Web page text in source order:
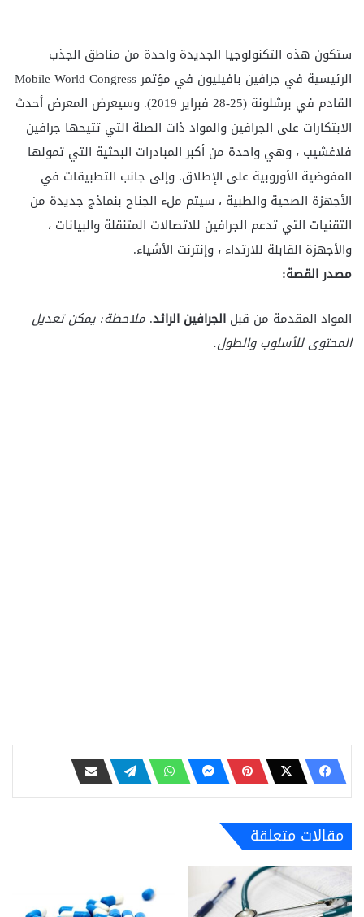
ستكون هذه التكنولوجيا الجديدة واحدة من مناطق الجذب
الرئيسية في جرافين بافيليون في مؤتمر Mobile World Congress
القادم في برشلونة (25-28 فبراير 2019). وسيعرض المعرض أحدث
الابتكارات على الجرافين والمواد ذات الصلة التي تتيحها جرافين
فلاغشيب ، وهي واحدة من أكبر المبادرات البحثية التي تمولها
المفوضية الأوروبية على الإطلاق. وإلى جانب التطبيقات في
الأجهزة الصحية والطبية ، سيتم ملء الجناح بنماذج جديدة من
التقنيات التي تدعم الجرافين للاتصالات المتنقلة والبيانات ،
والأجهزة القابلة للارتداء ، وإنترنت الأشياء.
مصدر القصة:
المواد المقدمة من قبل الجرافين الرائد. ملاحظة: يمكن تعديل
المحتوى للأسلوب والطول.
مقالات متعلقة